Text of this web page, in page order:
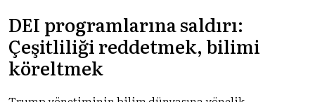
DEI programlarına saldırı:
Çeşitliliği reddetmek, bilimi
köreltmek